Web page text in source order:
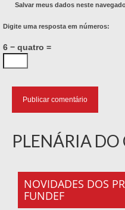
Salvar meus dados neste
Digite uma resposta em números:
6 − quatro =
PLENÁRIA DO
NOVIDADES DOS
FUNDEF